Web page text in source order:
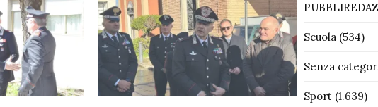
Scuola(534)
Senza
Sport(1.639)